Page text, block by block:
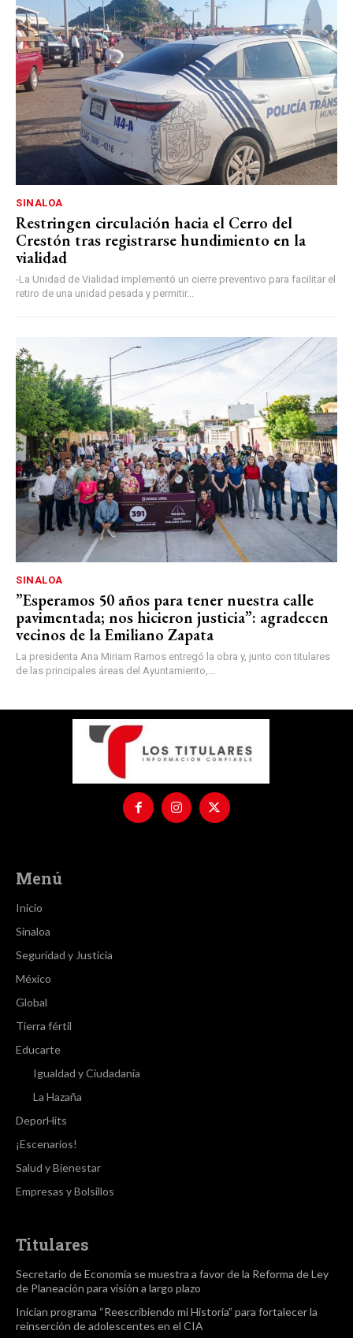
SINALOA
Restringen circulación hacia el Cerro del
Crestón tras registrarse hundimiento en la
vialidad
-La Unidad de Vialidad implementó un cierre preventivo para facilitar el
retiro de una unidad pesada y permitir...
SINALOA
”Esperamos 50 años para tener nuestra calle
pavimentada; nos hicieron justicia”: agradecen
vecinos de la Emiliano Zapata
La presidenta Ana Miriam Ramos entregó la obra y, junto con titulares
de las principales áreas del Ayuntamiento,...
Menú
Inicio
Sinaloa
Seguridad y Justicia
México
Global
Tierra fértil
Educarte
Igualdad y Ciudadanía
La Hazaña
DeporHits
¡Escenarios!
Salud y Bienestar
Empresas y Bolsillos
Titulares
Secretario de Economía se muestra a favor de la Reforma de Ley
de Planeación para visión a largo plazo
Inician programa “Reescribiendo mi Historia” para fortalecer la
reinserción de adolescentes en el CIA